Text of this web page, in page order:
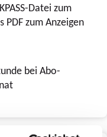
Datei zum
zum Anzeigen
bei Abo-